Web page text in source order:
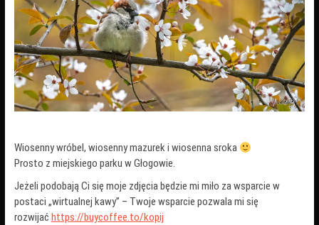
Wiosenny wróbel, wiosenny mazurek i wiosenna sroka
Prosto z miejskiego parku w Głogowie.
Jeżeli podobają Ci się moje zdjęcia będzie mi miło za wsparcie w
postaci „wirtualnej kawy” – Twoje wsparcie pozwala mi się
rozwijać https://buycoffee.to/kopij